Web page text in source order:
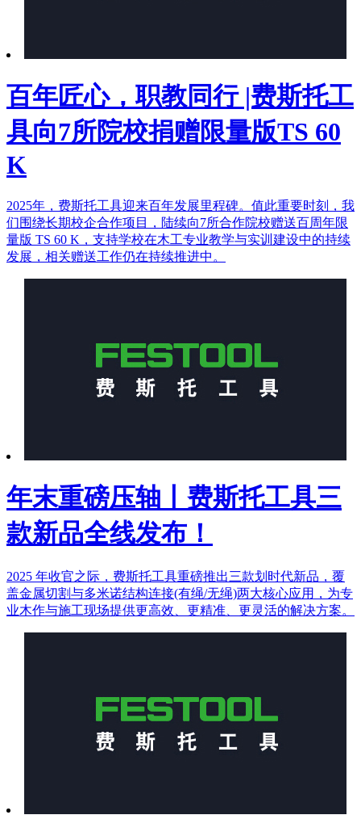
百年匠心，职教同行 |费斯托工
具向7所院校捐赠限量版TS 60
K
2025年，费斯托工具迎来百年发展里程碑。值此重要时刻，我
们围绕长期校企合作项目，陆续向7所合作院校赠送百周年限
量版 TS 60 K，支持学校在木工专业教学与实训建设中的持续
发展，相关赠送工作仍在持续推进中。
年末重磅压轴丨费斯托工具三
款新品全线发布！
2025 年收官之际，费斯托工具重磅推出三款划时代新品，覆
盖金属切割与多米诺结构连接(有绳/无绳)两大核心应用，为专
业木作与施工现场提供更高效、更精准、更灵活的解决方案。